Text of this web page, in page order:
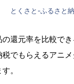
とくさと-ふるさと
還元率を比較で
でもらえるアニ
。